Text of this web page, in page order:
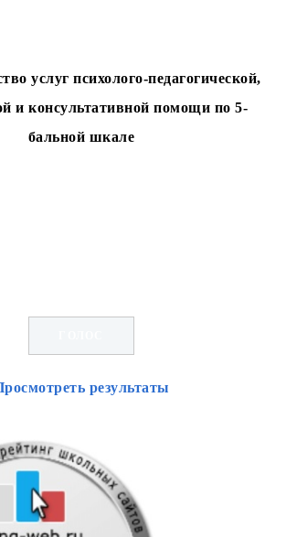
услуг психолого-педагогической,
и консультативной помощи по 5-
бальной шкале
результаты